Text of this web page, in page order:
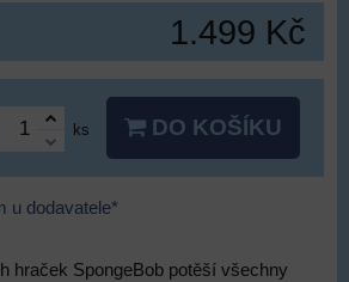
1.499 Kč
ks DO KOŠÍKU
u dodavatele*
hraček SpongeBob potěší všechny